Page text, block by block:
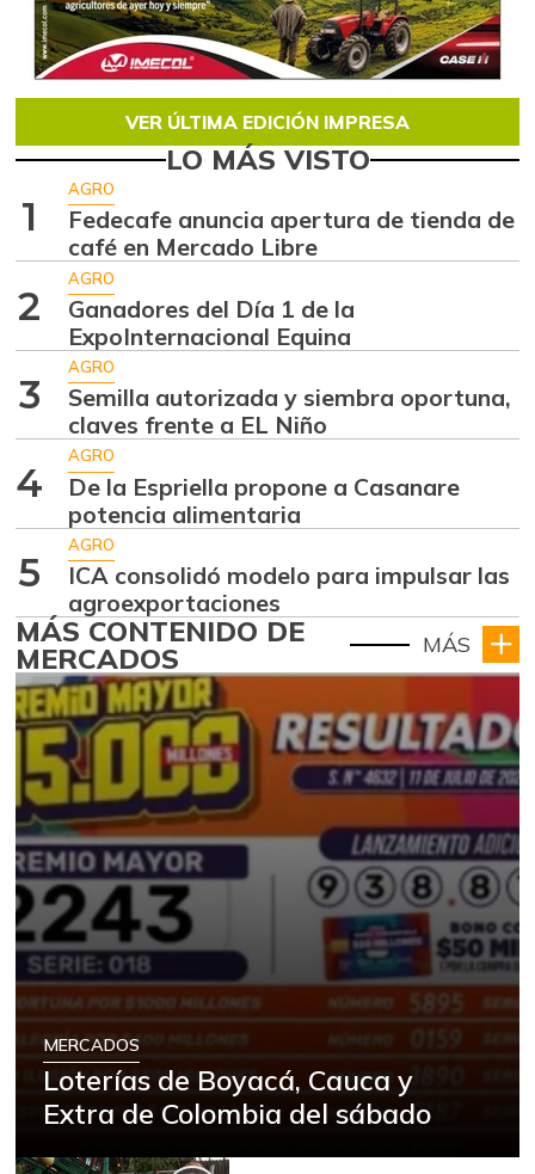
VER ÚLTIMA EDICIÓN IMPRESA
LO MÁS VISTO
1
AGRO
Fedecafe anuncia apertura de tienda de
café en Mercado Libre
2
AGRO
Ganadores del Día 1 de la
ExpoInternacional Equina
3
AGRO
Semilla autorizada y siembra oportuna,
claves frente a EL Niño
4
AGRO
De la Espriella propone a Casanare
potencia alimentaria
5
AGRO
ICA consolidó modelo para impulsar las
agroexportaciones
MÁS CONTENIDO DE
MERCADOS MÁS
MERCADOS
Loterías de Boyacá, Cauca y
Extra de Colombia del sábado